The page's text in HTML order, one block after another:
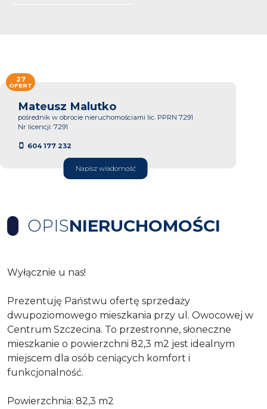
Mateusz Malutko
pośrednik w obrocie nieruchomościami lic. PPRN 7291
Nr licencji: 7291
604 177 232
Napisz wiadomość
27
OFERT
OPISNIERUCHOMOŚCI
Wyłącznie u nas!
Prezentuję Państwu ofertę sprzedaży
dwupoziomowego mieszkania przy ul. Owocowej w
Centrum Szczecina. To przestronne, słoneczne
mieszkanie o powierzchni 82,3 m2 jest idealnym
miejscem dla osób ceniących komfort i
funkcjonalność.
Powierzchnia: 82,3 m2